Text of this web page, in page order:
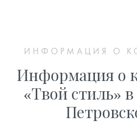
ИНФОРМАЦИЯ О
Информация о
«Твой стиль»